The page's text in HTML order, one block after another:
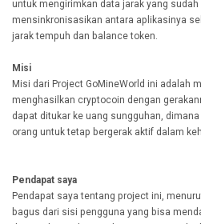
untuk mengirimkan data jarak yang
mensinkronisasikan antara aplikasinya
jarak tempuh dan balance token.
Misi
Misi dari Project GoMineWorld ini adalah
menghasilkan cryptocoin dengan
dapat ditukar ke uang sungguhan,
orang untuk tetap bergerak aktif dalam
Pendapat saya
Pendapat saya tentang project ini,
bagus dari sisi pengguna yang bisa